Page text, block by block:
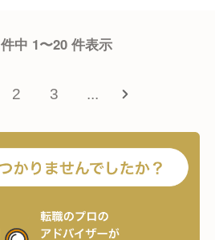
件中 1〜20 件表示
2 3 ...